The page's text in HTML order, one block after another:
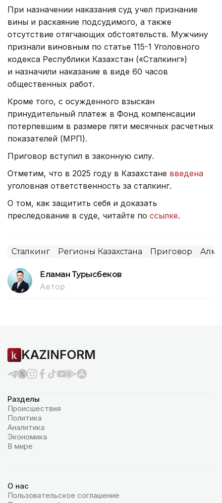
При назначении наказания суд учел признание
вины и раскаяние подсудимого, а также
отсутствие отягчающих обстоятельств. Мужчину
признали виновным по статье 115-1 Уголовного
кодекса Республики Казахстан («Сталкинг»)
и назначили наказание в виде 60 часов
общественных работ.
Кроме того, с осужденного взыскан
принудительный платеж в Фонд компенсации
потерпевшим в размере пяти месячных расчетных
показателей (МРП).
Приговор вступил в законную силу.
Отметим, что в 2025 году в Казахстане введена
уголовная ответственность за сталкинг.
О том, как защитить себя и доказать
преследование в суде, читайте по ссылке.
Сталкинг Регионы Казахстана Приговор
Еламан Турысбеков
Автор
KAZINFORM
Разделы
Происшествия
Политика
Аналитика
Экономика
В мире
О нас
Пользовательское соглашение